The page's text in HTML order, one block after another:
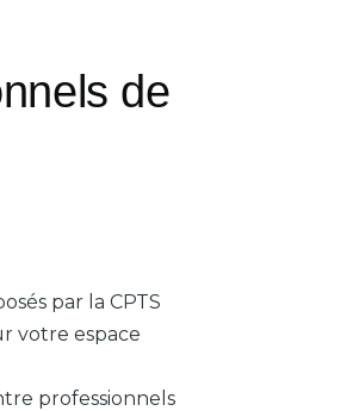
de
par la CPTS
votre espace
professionnels